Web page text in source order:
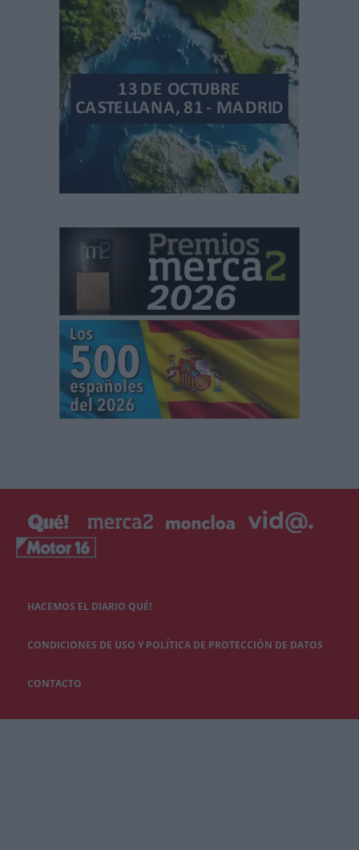
HACEMOS EL DIARIO QUÉ!
CONDICIONES DE USO Y POLÍTICA DE PROTECCIÓN DE DATOS
CONTACTO